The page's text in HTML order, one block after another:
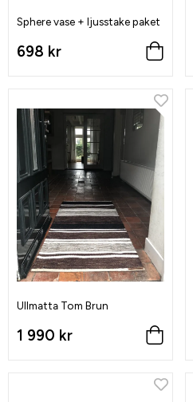
Sphere vase + ljusstake paket
698 kr
Ullmatta Tom Brun
1 990 kr